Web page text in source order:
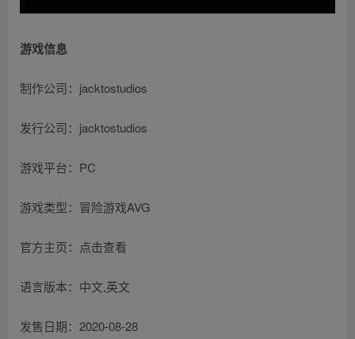
游戏信息
制作公司：jacktostudios
发行公司：jacktostudios
游戏平台：PC
游戏类型：冒险游戏AVG
官方主页：点击查看
语言版本：中文,英文
发售日期：2020-08-28